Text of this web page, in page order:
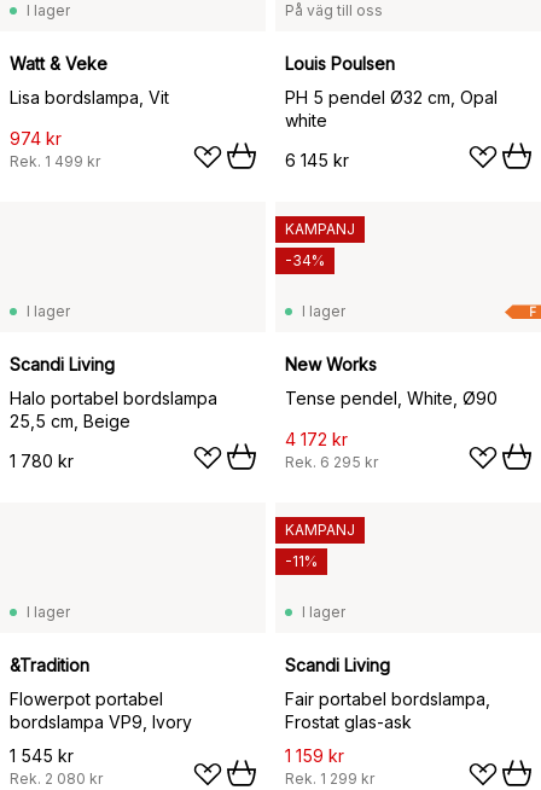
I lager
Watt & Veke
Lisa bordslampa, Vit
974 kr
Rek. 1 499 kr
På väg till oss
Louis Poulsen
PH 5 pendel Ø32 cm, Opal
white
6 145 kr
I lager
Scandi Living
Halo portabel bordslampa
25,5 cm, Beige
1 780 kr
F
I lager
New Works
Tense pendel, White, Ø90
4 172 kr
Rek. 6 295 kr
KAMPANJ
-34%
I lager
&Tradition
Flowerpot portabel
bordslampa VP9, Ivory
1 545 kr
Rek. 2 080 kr
I lager
Scandi Living
Fair portabel bordslampa,
Frostat glas-ask
1 159 kr
Rek. 1 299 kr
KAMPANJ
-11%